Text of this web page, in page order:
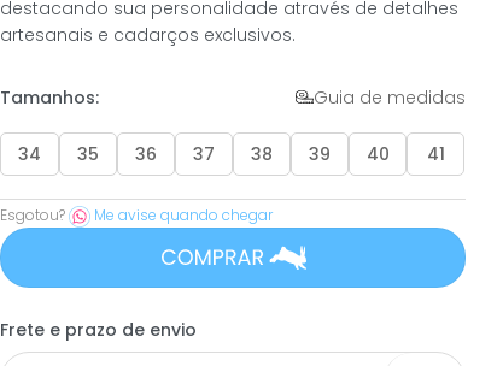
destacando sua personalidade através de detalhes
artesanais e cadarços exclusivos.
Tamanhos: Guia de medidas
34 35 36 37 38 39 40 41
Esgotou? Me avise quando chegar
COMPRAR
Frete e prazo de envio